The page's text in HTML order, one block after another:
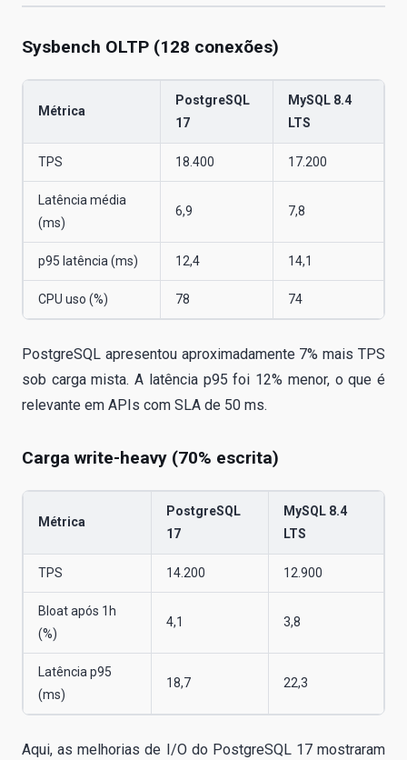
Sysbench OLTP (128 conexões)
Métrica
PostgreSQL
17
MySQL 8.4
LTS
TPS 18.400 17.200
Latência média
(ms)
6,9 7,8
p95 latência (ms) 12,4 14,1
CPU uso (%) 78 74
PostgreSQL apresentou aproximadamente 7% mais TPS
sob carga mista. A latência p95 foi 12% menor, o que é
relevante em APIs com SLA de 50 ms.
Carga write-heavy (70% escrita)
Métrica
PostgreSQL
17
MySQL 8.4
LTS
TPS 14.200 12.900
Bloat após 1h
(%)
4,1 3,8
Latência p95
(ms)
18,7 22,3
Aqui, as melhorias de I/O do PostgreSQL 17 mostraram